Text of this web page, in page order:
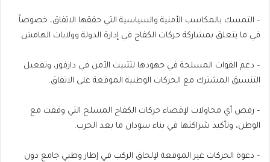
– التمسك بالمكاسب الأمنية والسياسية التي حققها الاتفاق، خصوصاً
في ما يتعلق بمشاركة حركات الكفاح في إدارة الدولة وولايات الهامش.
– دعم القوات المسلحة في جهودها لتثبيت الأمن في دارفور، وتفعيل
التنسيق المشترك مع الحركات الوطنية الموقعة على الاتفاق.
– رفض أي محاولات لإقصاء حركات الكفاح المسلح التي وقفت مع
الوطن، وتأكيد شراكتها في بناء سودان ما بعد الحرب.
– دعوة الحركات غير الموقعة لإلحاق الركب في إطار وطني جامع دون